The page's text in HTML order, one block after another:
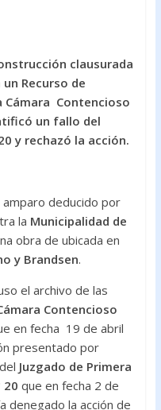
clausurada
Recurso de
Cámara Contencioso
un fallo del
y rechazó la acción.
amparo deducido por
la Municipalidad de
obra de ubicada en
y Brandsen.
el archivo de las
Contencioso
en fecha 19 de abril
presentado por
Juzgado de Primera
20 que en fecha 2 de
la acción de